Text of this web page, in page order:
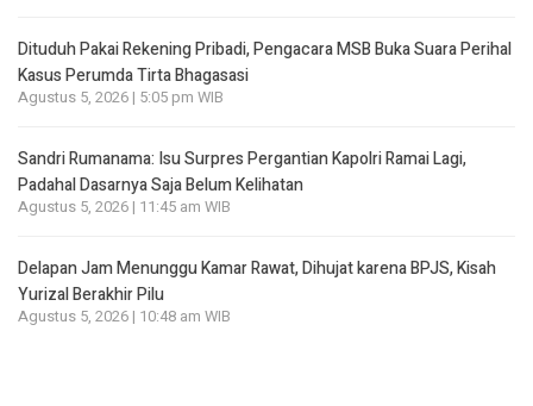
Dituduh Pakai Rekening Pribadi, Pengacara MSB Buka Suara Perihal
Kasus Perumda Tirta Bhagasasi
Agustus 5, 2026 | 5:05 pm WIB
Sandri Rumanama: Isu Surpres Pergantian Kapolri Ramai Lagi,
Padahal Dasarnya Saja Belum Kelihatan
Agustus 5, 2026 | 11:45 am WIB
Delapan Jam Menunggu Kamar Rawat, Dihujat karena BPJS, Kisah
Yurizal Berakhir Pilu
Agustus 5, 2026 | 10:48 am WIB